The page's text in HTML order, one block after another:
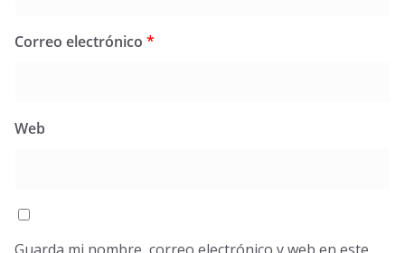
Correo electrónico *
Web